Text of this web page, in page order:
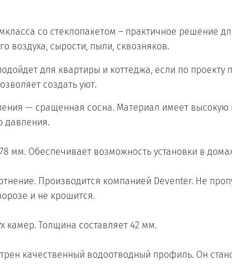
со стеклопакетом – практичное решение
воздуха, сырости, пыли, сквозняков.
для квартиры и коттеджа, если по проекту
создать уют.
— сращенная сосна. Материал имеет
давления.
мм. Обеспечивает возможность установки в
Производится компанией Deventer. Не
и не крошится.
камер. Толщина составляет 42 мм.
качественный водоотводный профиль. Он